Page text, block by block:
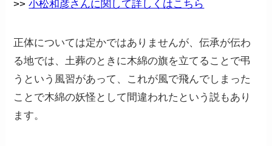
>> 小松和彦さんに関して詳しくはこちら
正体については定かではありませんが、伝承が伝わ
る地では、土葬のときに木綿の旗を立てることで弔
うという風習があって、これが風で飛んでしまった
ことで木綿の妖怪として間違われたという説もあり
ます。